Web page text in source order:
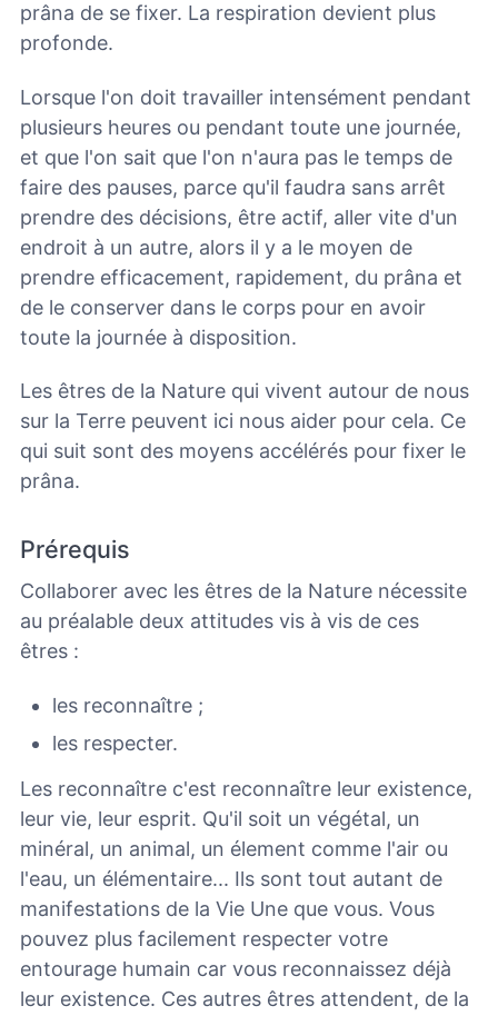
prâna de se fixer. La respiration devient plus
profonde.
Lorsque l'on doit travailler intensément pendant
plusieurs heures ou pendant toute une journée,
et que l'on sait que l'on n'aura pas le temps de
faire des pauses, parce qu'il faudra sans arrêt
prendre des décisions, être actif, aller vite d'un
endroit à un autre, alors il y a le moyen de
prendre efficacement, rapidement, du prâna et
de le conserver dans le corps pour en avoir
toute la journée à disposition.
Les êtres de la Nature qui vivent autour de nous
sur la Terre peuvent ici nous aider pour cela. Ce
qui suit sont des moyens accélérés pour fixer le
prâna.
Prérequis
Collaborer avec les êtres de la Nature nécessite
au préalable deux attitudes vis à vis de ces
êtres :
les reconnaître ;
les respecter.
Les reconnaître c'est reconnaître leur existence,
leur vie, leur esprit. Qu'il soit un végétal, un
minéral, un animal, un élement comme l'air ou
l'eau, un élémentaire... Ils sont tout autant de
manifestations de la Vie Une que vous. Vous
pouvez plus facilement respecter votre
entourage humain car vous reconnaissez déjà
leur existence. Ces autres êtres attendent, de la